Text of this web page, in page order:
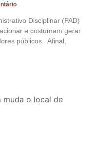
Disciplinar (PAD)
e costumam gerar
públicos. Afinal,